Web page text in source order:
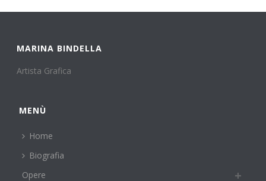
MARINA BINDELLA
Artista Grafica
MENÙ
Home
Biografia
Opere